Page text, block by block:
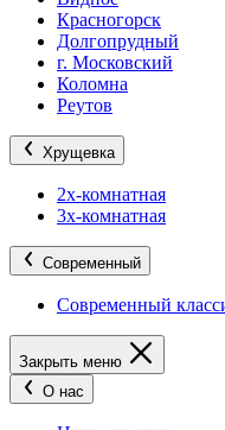
Красногорск
Долгопрудный
г. Московский
Коломна
Реутов
Хрущевка
2х-комнатная
3х-комнатная
Современный
Современный
Закрыть меню
О нас